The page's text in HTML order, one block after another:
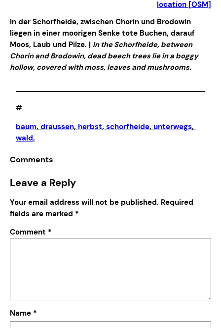
location [OSM]
In der Schorfheide, zwischen Chorin und Brodowin
liegen in einer moorigen Senke tote Buchen, darauf
Moos, Laub und Pilze. | In the Schorfheide, between
Chorin and Brodowin, dead beech trees lie in a boggy
hollow, covered with moss, leaves and mushrooms.
#
baum, draussen, herbst, schorfheide, unterwegs
wald,
Comments
Leave a Reply
Your email address will not be published. Required
fields are marked *
Comment *
Name *